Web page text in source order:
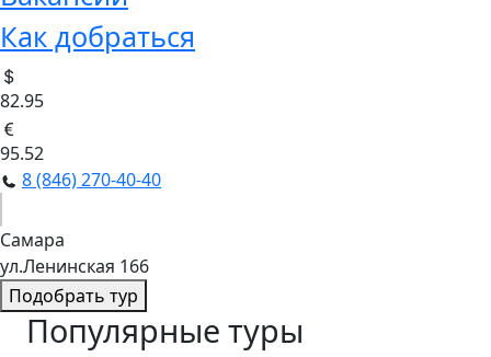
Как добраться
82.95
95.52
8 (846) 270-40-40
Самара
ул.Ленинская 166
Подобрать тур
Популярные туры